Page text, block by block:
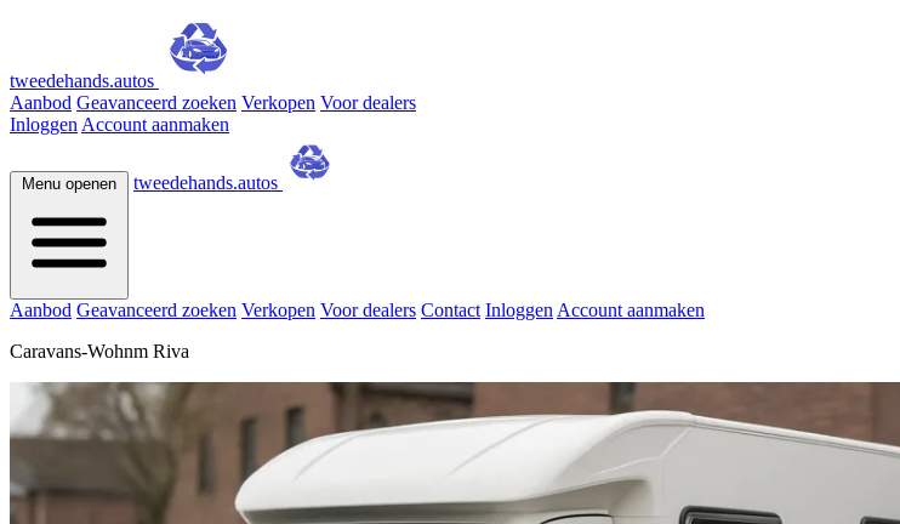
tweedehands.autos
Aanbod Geavanceerd zoeken Verkopen Voor dealers
Inloggen Account aanmaken
Menu openen tweedehands.autos
Aanbod Geavanceerd zoeken Verkopen Voor dealers Contact Inloggen Account aanmaken
Caravans-Wohnm Riva